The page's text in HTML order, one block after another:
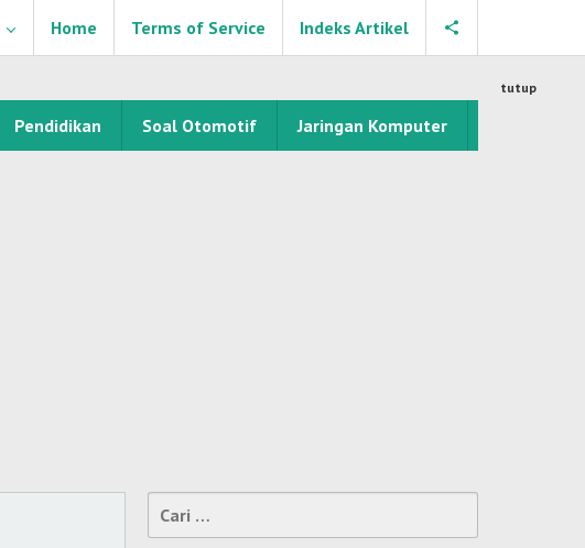
Home Terms of Service Indeks Artikel
Pendidikan Soal Otomotif Jaringan Komputer
tutup
Cari
untuk: